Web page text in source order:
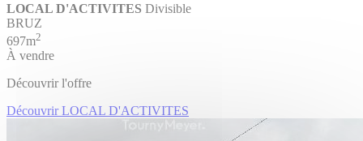
LOCAL D'ACTIVITES Divisible
BRUZ
697m2
À vendre
Découvrir l'offre
Découvrir LOCAL D'ACTIVITES